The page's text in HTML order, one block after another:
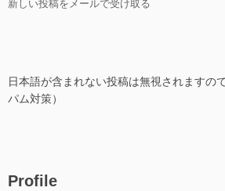
新しい投稿をメールで受け取る
日本語が含まれない投稿は無視されますの
パム対策）
Profile